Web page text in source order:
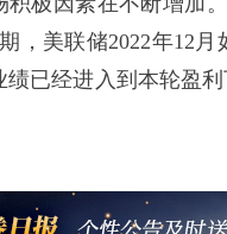
，美联储2022年12
已经进入到本轮盈